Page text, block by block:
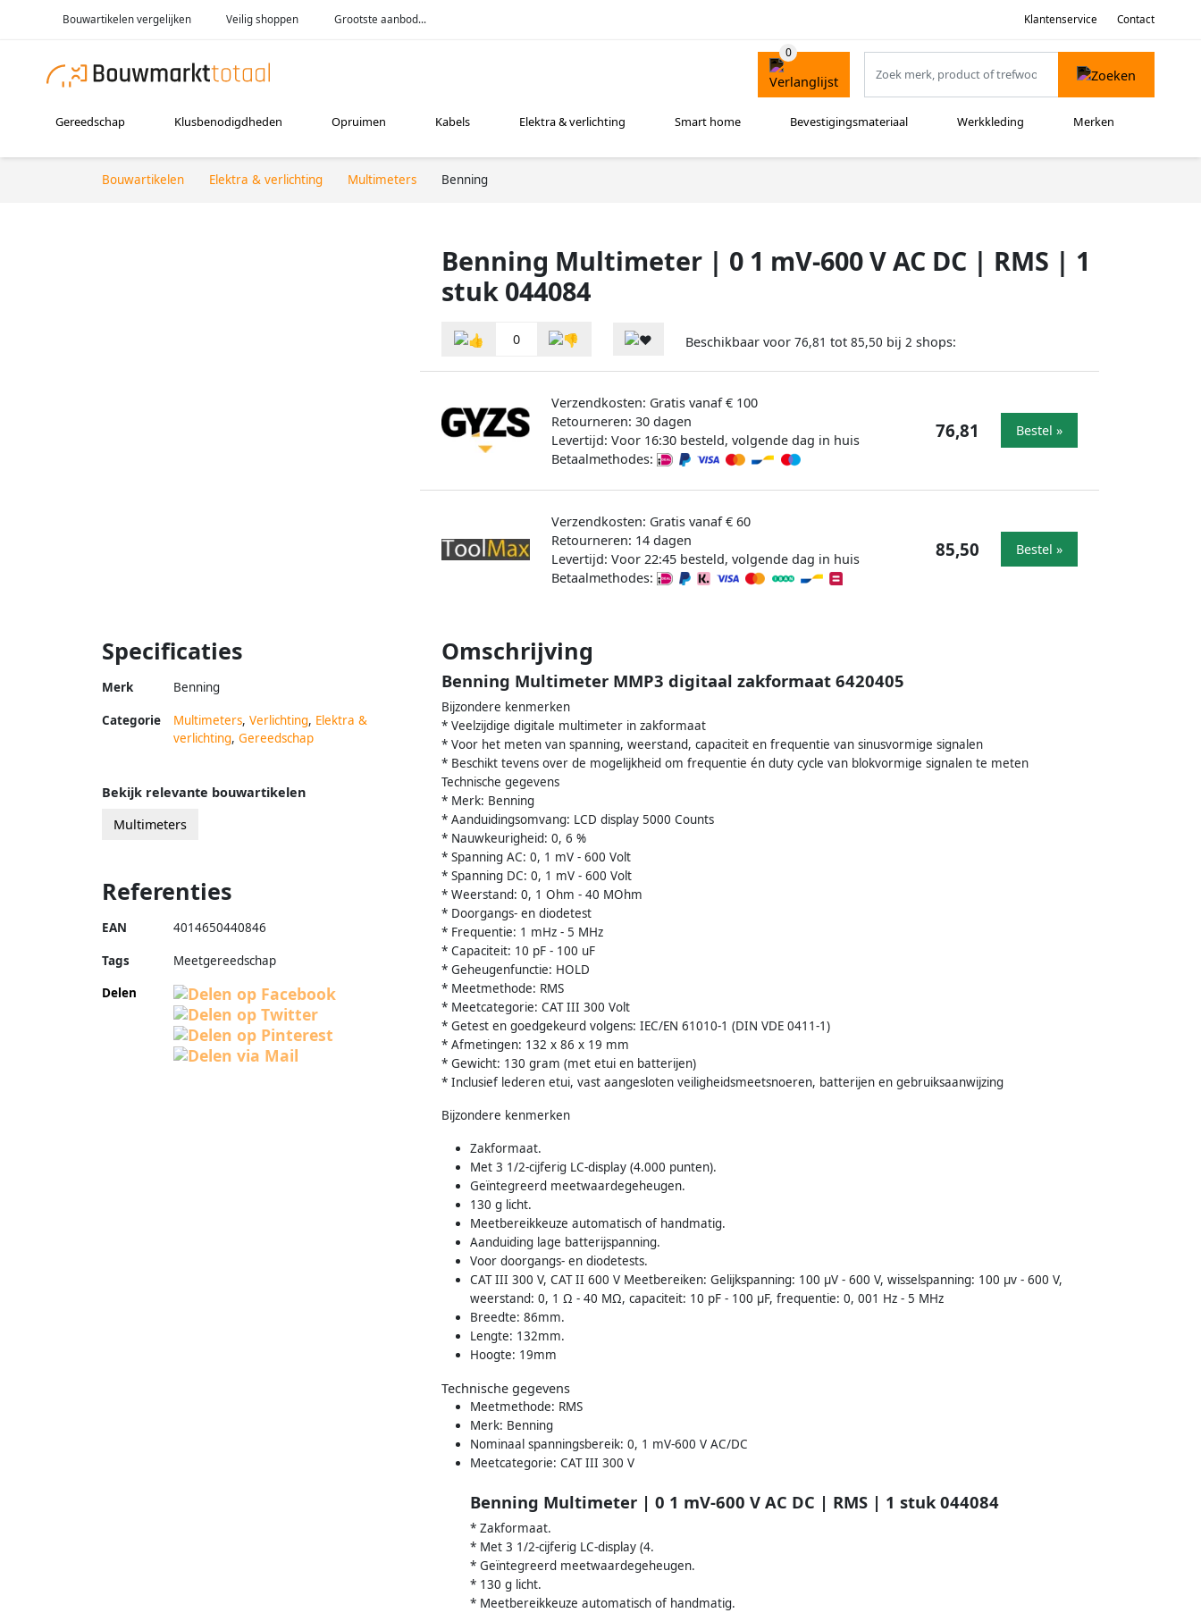
Bouwartikelen vergelijken Veilig shoppen Grootste aanbod... Klantenservice Contact
Gereedschap Klusbenodigdheden Opruimen Kabels Elektra & verlichting Smart home Bevestigingsmateriaal Werkkleding Merken
Bouwartikelen Elektra & verlichting Multimeters Benning
Benning Multimeter | 0 1 mV-600 V AC DC | RMS | 1
stuk 044084
0 Beschikbaar voor 76,81 tot 85,50 bij 2 shops:
Verzendkosten: Gratis vanaf € 100
Retourneren: 30 dagen
Levertijd: Voor 16:30 besteld, volgende dag in huis
Betaalmethodes:
76,81 Bestel »
Verzendkosten: Gratis vanaf € 60
Retourneren: 14 dagen
Levertijd: Voor 22:45 besteld, volgende dag in huis
Betaalmethodes:
85,50 Bestel »
Specificaties
Merk Benning
Categorie Multimeters, Verlichting, Elektra &
verlichting, Gereedschap
Omschrijving
Benning Multimeter MMP3 digitaal zakformaat 6420405
Bijzondere kenmerken
* Veelzijdige digitale multimeter in zakformaat
* Voor het meten van spanning, weerstand, capaciteit en frequentie van sinusvormige signalen
* Beschikt tevens over de mogelijkheid om frequentie én duty cycle van blokvormige signalen te meten
Technische gegevens
* Merk: Benning
* Aanduidingsomvang: LCD display 5000 Counts
* Nauwkeurigheid: 0, 6 %
* Spanning AC: 0, 1 mV - 600 Volt
* Spanning DC: 0, 1 mV - 600 Volt
* Weerstand: 0, 1 Ohm - 40 MOhm
* Doorgangs- en diodetest
* Frequentie: 1 mHz - 5 MHz
* Capaciteit: 10 pF - 100 uF
* Geheugenfunctie: HOLD
* Meetmethode: RMS
* Meetcategorie: CAT III 300 Volt
* Getest en goedgekeurd volgens: IEC/EN 61010-1 (DIN VDE 0411-1)
* Afmetingen: 132 x 86 x 19 mm
* Gewicht: 130 gram (met etui en batterijen)
* Inclusief lederen etui, vast aangesloten veiligheidsmeetsnoeren, batterijen en gebruiksaanwijzing
Bijzondere kenmerken
Zakformaat.
Met 3 1/2-cijferig LC-display (4.000 punten).
Geïntegreerd meetwaardegeheugen.
130 g licht.
Meetbereikkeuze automatisch of handmatig.
Aanduiding lage batterijspanning.
Voor doorgangs- en diodetests.
CAT III 300 V, CAT II 600 V Meetbereiken: Gelijkspanning: 100 µV - 600 V, wisselspanning: 100 µv - 600 V,
weerstand: 0, 1 Ω - 40 MΩ, capaciteit: 10 pF - 100 µF, frequentie: 0, 001 Hz - 5 MHz
Breedte: 86mm.
Lengte: 132mm.
Hoogte: 19mm
Technische gegevens
Meetmethode: RMS
Merk: Benning
Nominaal spanningsbereik: 0, 1 mV-600 V AC/DC
Meetcategorie: CAT III 300 V
Benning Multimeter | 0 1 mV-600 V AC DC | RMS | 1 stuk 044084
* Zakformaat.
* Met 3 1/2-cijferig LC-display (4.
* Geïntegreerd meetwaardegeheugen.
* 130 g licht.
* Meetbereikkeuze automatisch of handmatig.
Bekijk relevante bouwartikelen
Multimeters
Referenties
EAN 4014650440846
Tags
Meetgereedschap
Delen